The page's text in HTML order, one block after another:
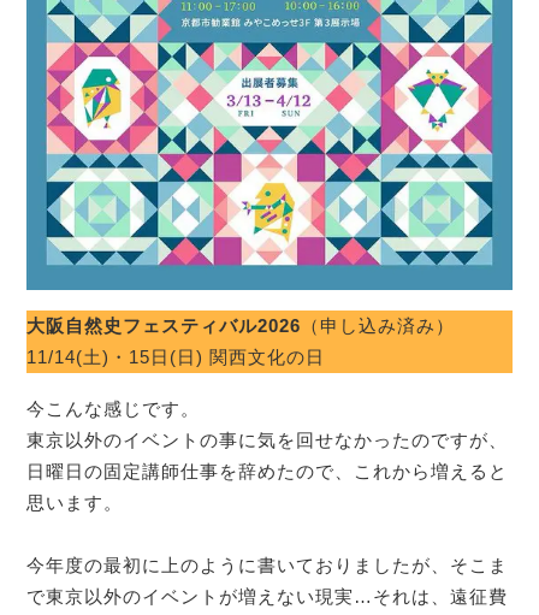
大阪自然史フェスティバル2026 （申し込み済み）
11/14(土)・15日(日) 関西文化の日
今こんな感じです。
東京以外のイベントの事に気を回せなかったのですが、
日曜日の固定講師仕事を辞めたので、これから増えると
思います。
今年度の最初に上のように書いておりましたが、そこま
で東京以外のイベントが増えない現実…それは、遠征費